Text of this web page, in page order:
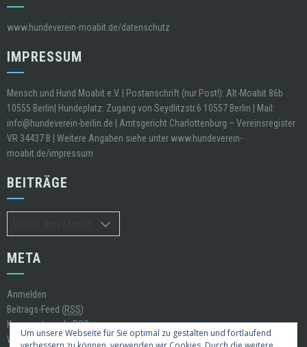
www.hundeverein-moabit.de/datenschutz
IMPRESSUM
Mensch und Hund Moabit e.V. | Postanschrift (nur Post!): Alt-Moabit 86b
10555 Berlin| Hundeplatz: Zugang von Seydlitzstr.6 10557 Berlin | Mail:
info@hundeverein-berlin.de | Amtsgericht Charlottenburg – Vereinsregister
VR 34437 B | Weitere Angaben siehe unter www.hundeverein-
moabit.de/impressum
BEITRÄGE
META
Anmelden
Beitrags-Feed (RSS)
Kommentare alsRSS
WordPress.org
Um unsere Webseite für Sie optimal zu gestalten und fortlaufend